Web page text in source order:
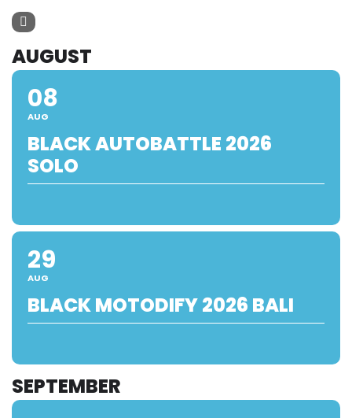
AUGUST
08
AUG
BLACK AUTOBATTLE 2026
SOLO
29
AUG
BLACK MOTODIFY 2026 BALI
SEPTEMBER